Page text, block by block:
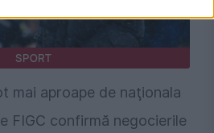
SPORT
mai aproape de naţionala
FIGC confirmă negocierile